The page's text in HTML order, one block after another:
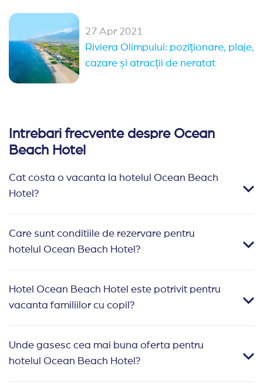
27 Apr 2021
Riviera Olimpului: poziționare, plaje,
cazare și atracții de neratat
Intrebari frecvente despre Ocean
Beach Hotel
Cat costa o vacanta la hotelul Ocean Beach
Hotel?
Care sunt conditiile de rezervare pentru
hotelul Ocean Beach Hotel?
Hotel Ocean Beach Hotel este potrivit pentru
vacanta familiilor cu copil?
Unde gasesc cea mai buna oferta pentru
hotelul Ocean Beach Hotel?